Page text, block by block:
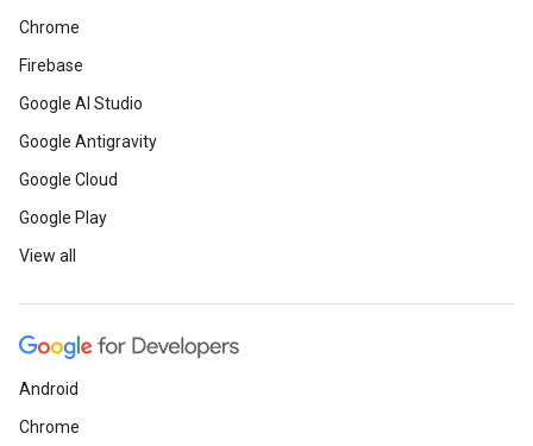
Chrome
Firebase
Google AI Studio
Google Antigravity
Google Cloud
Google Play
View all
Android
Chrome